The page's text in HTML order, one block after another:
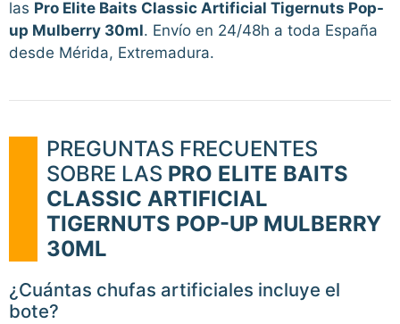
las Pro Elite Baits Classic Artificial Tigernuts Pop-
up Mulberry 30ml. Envío en 24/48h a toda España
desde Mérida, Extremadura.
PREGUNTAS FRECUENTES
SOBRE LAS PRO ELITE BAITS
CLASSIC ARTIFICIAL
TIGERNUTS POP-UP MULBERRY
30ML
¿Cuántas chufas artificiales incluye el
bote?